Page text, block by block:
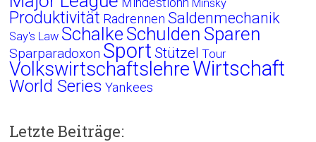
Minsky
Produktivität Radrennen Saldenmechanik
Say's Law Schalke Schulden Sparen
Sparparadoxon Sport Stützel Tour
VolkswirtschaftslehreWirtschaft
World Series Yankees
Letzte Beiträge: